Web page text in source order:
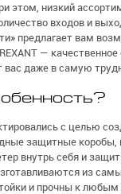
этом, низкий
входов и
предлагает вам
— качественное
вас даже в самую
с целью
защитные коробы,
внутрь себя и
из
и прочны к